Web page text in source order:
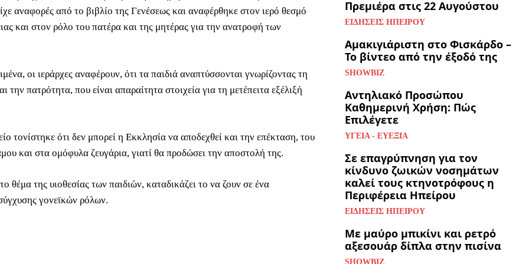
αναφορές από το βιβλίο της Γενέσεως και αναφέρθηκε στον ιερό θεσμό
και στον ρόλο του πατέρα και της μητέρας για την ανατροφή των
οι ιεράρχες αναφέρουν, ότι τα παιδιά αναπτύσσονται γνωρίζοντας τη
την πατρότητα, που είναι απαραίτητα στοιχεία για τη μετέπειτα εξέλιξή
τονίστηκε ότι δεν μπορεί η Εκκλησία να αποδεχθεί και την επέκταση, του
και στα ομόφυλα ζευγάρια, γιατί θα προδώσει την αποστολή της.
θέμα της υιοθεσίας των παιδιών, καταδικάζει τo να ζουν σε ένα
γονεϊκών ρόλων.
Πρεμιέρα στις 22 Αυγούστου
ΕΙΔΉΣΕΙΣ ΗΠΕΊΡΟΥ
Αμακιγιάριστη στο Φισκάρδο –
Το βίντεο από την έξοδό της
SHOWBIZ
Αντηλιακό Προσώπου
Καθημερινή Χρήση: Πώς
Επιλέγετε
ΥΓΕΊΑ - ΕΥΕΞΊΑ
Σε επαγρύπνηση για τον
κίνδυνο ζωικών νοσημάτων
καλεί τους κτηνοτρόφους η
Περιφέρεια Ηπείρου
ΕΙΔΉΣΕΙΣ ΗΠΕΊΡΟΥ
Με μαύρο μπικίνι και ρετρό
αξεσουάρ δίπλα στην πισίνα
SHOWBIZ